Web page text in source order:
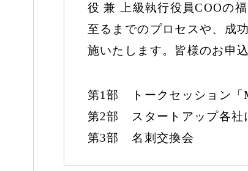
役 兼 上級執行役員COOの
至るまでのプロセスや、成
施いたします。皆様のお申
第1部 トークセッション「
第2部 スタートアップ各社
第3部 名刺交換会